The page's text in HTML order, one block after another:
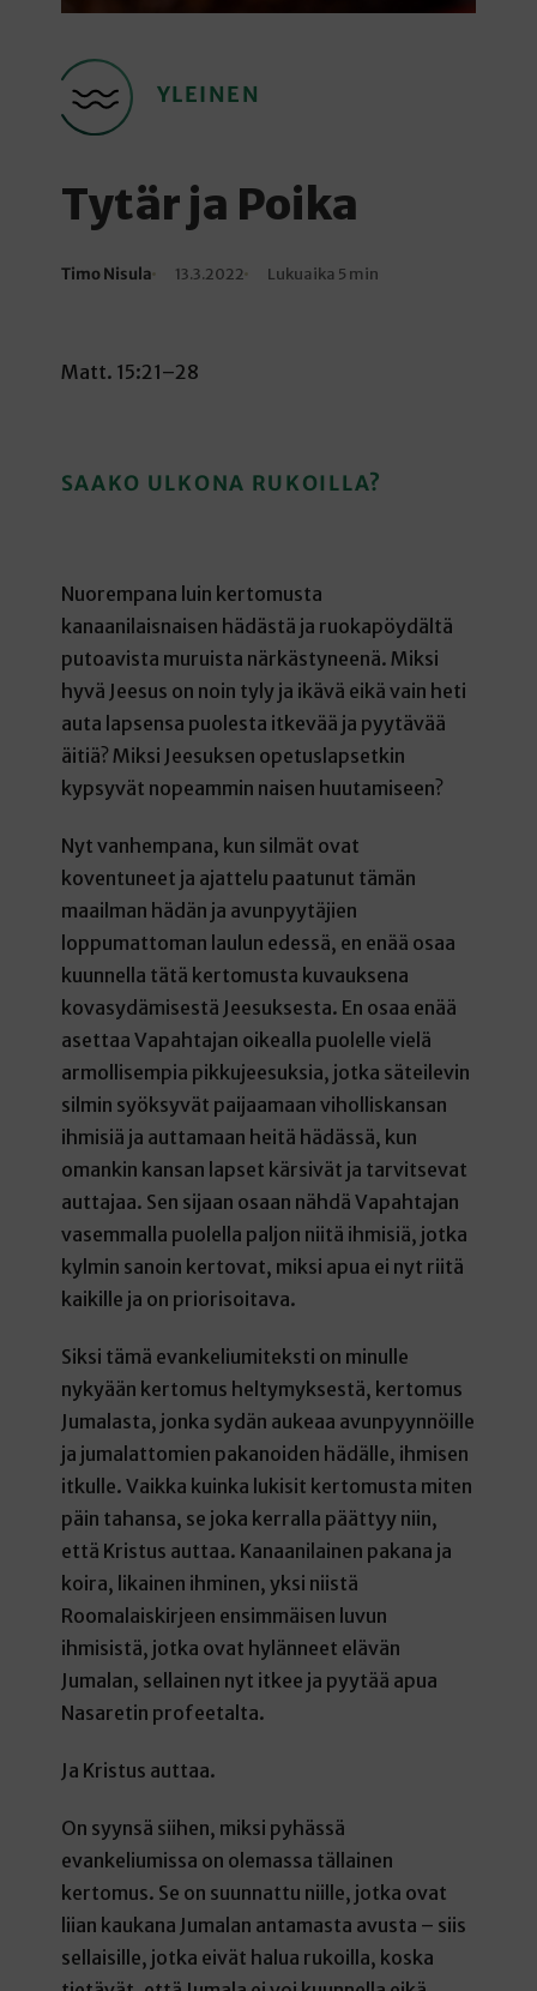
YLEINEN
Tytär ja Poika
Kirjoittaja
Timo Nisula
Julkaistu 13.3.2022
Lukuaika Lukuaika 5 min
Matt. 15:21–28
SAAKO ULKONA RUKOILLA?
Nuorempana luin kertomusta
kanaanilaisnaisen hädästä ja ruokapöydältä
putoavista muruista närkästyneenä. Miksi
hyvä Jeesus on noin tyly ja ikävä eikä vain heti
auta lapsensa puolesta itkevää ja pyytävää
äitiä? Miksi Jeesuksen opetuslapsetkin
kypsyvät nopeammin naisen huutamiseen?
Nyt vanhempana, kun silmät ovat
koventuneet ja ajattelu paatunut tämän
maailman hädän ja avunpyytäjien
loppumattoman laulun edessä, en enää osaa
kuunnella tätä kertomusta kuvauksena
kovasydämisestä Jeesuksesta. En osaa enää
asettaa Vapahtajan oikealla puolelle vielä
armollisempia pikkujeesuksia, jotka säteilevin
silmin syöksyvät paijaamaan viholliskansan
ihmisiä ja auttamaan heitä hädässä, kun
omankin kansan lapset kärsivät ja tarvitsevat
auttajaa. Sen sijaan osaan nähdä Vapahtajan
vasemmalla puolella paljon niitä ihmisiä, jotka
kylmin sanoin kertovat, miksi apua ei nyt riitä
kaikille ja on priorisoitava.
Siksi tämä evankeliumiteksti on minulle
nykyään kertomus heltymyksestä, kertomus
Jumalasta, jonka sydän aukeaa avunpyynnöille
ja jumalattomien pakanoiden hädälle, ihmisen
itkulle. Vaikka kuinka lukisit kertomusta miten
päin tahansa, se joka kerralla päättyy niin,
että Kristus auttaa. Kanaanilainen pakana ja
koira, likainen ihminen, yksi niistä
Roomalaiskirjeen ensimmäisen luvun
ihmisistä, jotka ovat hylänneet elävän
Jumalan, sellainen nyt itkee ja pyytää apua
Nasaretin profeetalta.
Ja Kristus auttaa.
On syynsä siihen, miksi pyhässä
evankeliumissa on olemassa tällainen
kertomus. Se on suunnattu niille, jotka ovat
liian kaukana Jumalan antamasta avusta – siis
sellaisille, jotka eivät halua rukoilla, koska